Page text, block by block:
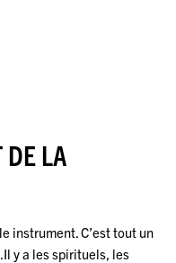
DE LA
instrument. C’est tout un
y a les spirituels, les